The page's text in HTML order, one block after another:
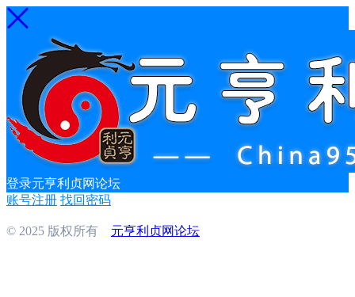
登录元亨利贞网论坛
账号注册 找回密码
© 2025 版权所有 元亨利贞网论坛